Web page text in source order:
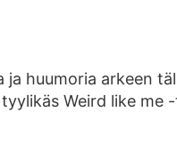
huumoria arkeen
Weird like me